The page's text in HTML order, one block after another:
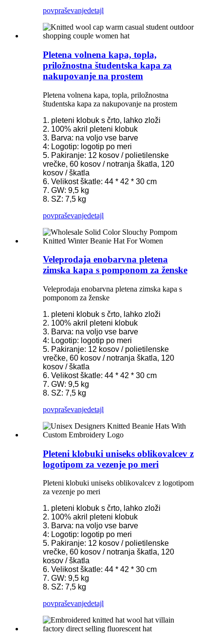
povpraševanjedetajl
Pletena volnena kapa, topla,
priložnostna študentska kapa za
nakupovanje na prostem
Pletena volnena kapa, topla, priložnostna
študentska kapa za nakupovanje na prostem
1. pleteni klobuk s črto, lahko zloži
2. 100% akril pleteni klobuk
3. Barva: na voljo vse barve
4: Logotip: logotip po meri
5. Pakiranje: 12 kosov / polietilenske
vrečke, 60 kosov / notranja škatla, 120
kosov / škatla
6. Velikost škatle: 44 * 42 * 30 cm
7. GW: 9,5 kg
8. SZ: 7,5 kg
povpraševanjedetajl
Veleprodaja enobarvna pletena
zimska kapa s pomponom za ženske
Veleprodaja enobarvna pletena zimska kapa s
pomponom za ženske
1. pleteni klobuk s črto, lahko zloži
2. 100% akril pleteni klobuk
3. Barva: na voljo vse barve
4: Logotip: logotip po meri
5. Pakiranje: 12 kosov / polietilenske
vrečke, 60 kosov / notranja škatla, 120
kosov / škatla
6. Velikost škatle: 44 * 42 * 30 cm
7. GW: 9,5 kg
8. SZ: 7,5 kg
povpraševanjedetajl
Pleteni klobuki uniseks oblikovalcev z
logotipom za vezenje po meri
Pleteni klobuki uniseks oblikovalcev z logotipom
za vezenje po meri
1. pleteni klobuk s črto, lahko zloži
2. 100% akril pleteni klobuk
3. Barva: na voljo vse barve
4: Logotip: logotip po meri
5. Pakiranje: 12 kosov / polietilenske
vrečke, 60 kosov / notranja škatla, 120
kosov / škatla
6. Velikost škatle: 44 * 42 * 30 cm
7. GW: 9,5 kg
8. SZ: 7,5 kg
povpraševanjedetajl